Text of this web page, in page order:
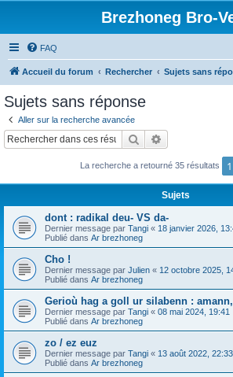
Brezhoneg Bro-
FAQ
Accueil du forum Rechercher Sujets sans
Sujets sans réponse
Aller sur la recherche avancée
Rechercher
La recherche a retourné 35 résultats 1
Sujets
dont : radikal deu- VS da-
Dernier message par Tangi « 18 janvier 2026,
Publié dans Ar brezhoneg
Cho !
Dernier message par Julien « 12 octobre 2025,
Publié dans Ar brezhoneg
Gerioù hag a goll ur silabenn :
Dernier message par Tangi « 08 mai 2024, 19:41
Publié dans Ar brezhoneg
zo / ez euz
Dernier message par Tangi « 13 août 2022, 22:33
Publié dans Ar brezhoneg